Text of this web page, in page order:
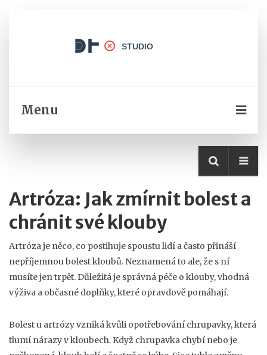
Menu
Artróza: Jak zmírnit bolest a
chránit své klouby
Artróza je něco, co postihuje spoustu lidí a často přináší
nepříjemnou bolest kloubů. Neznamená to ale, že s ní
musíte jen trpět. Důležitá je správná péče o klouby, vhodná
výživa a občasné doplňky, které opravdově pomáhají.
Bolest u artrózy vzniká kvůli opotřebování chrupavky, která
tlumí nárazy v kloubech. Když chrupavka chybí nebo je